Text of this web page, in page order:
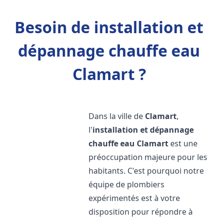
Besoin de installation et
dépannage chauffe eau
Clamart ?
Dans la ville de Clamart,
l'installation et dépannage
chauffe eau Clamart est une
préoccupation majeure pour les
habitants. C'est pourquoi notre
équipe de plombiers
expérimentés est à votre
disposition pour répondre à